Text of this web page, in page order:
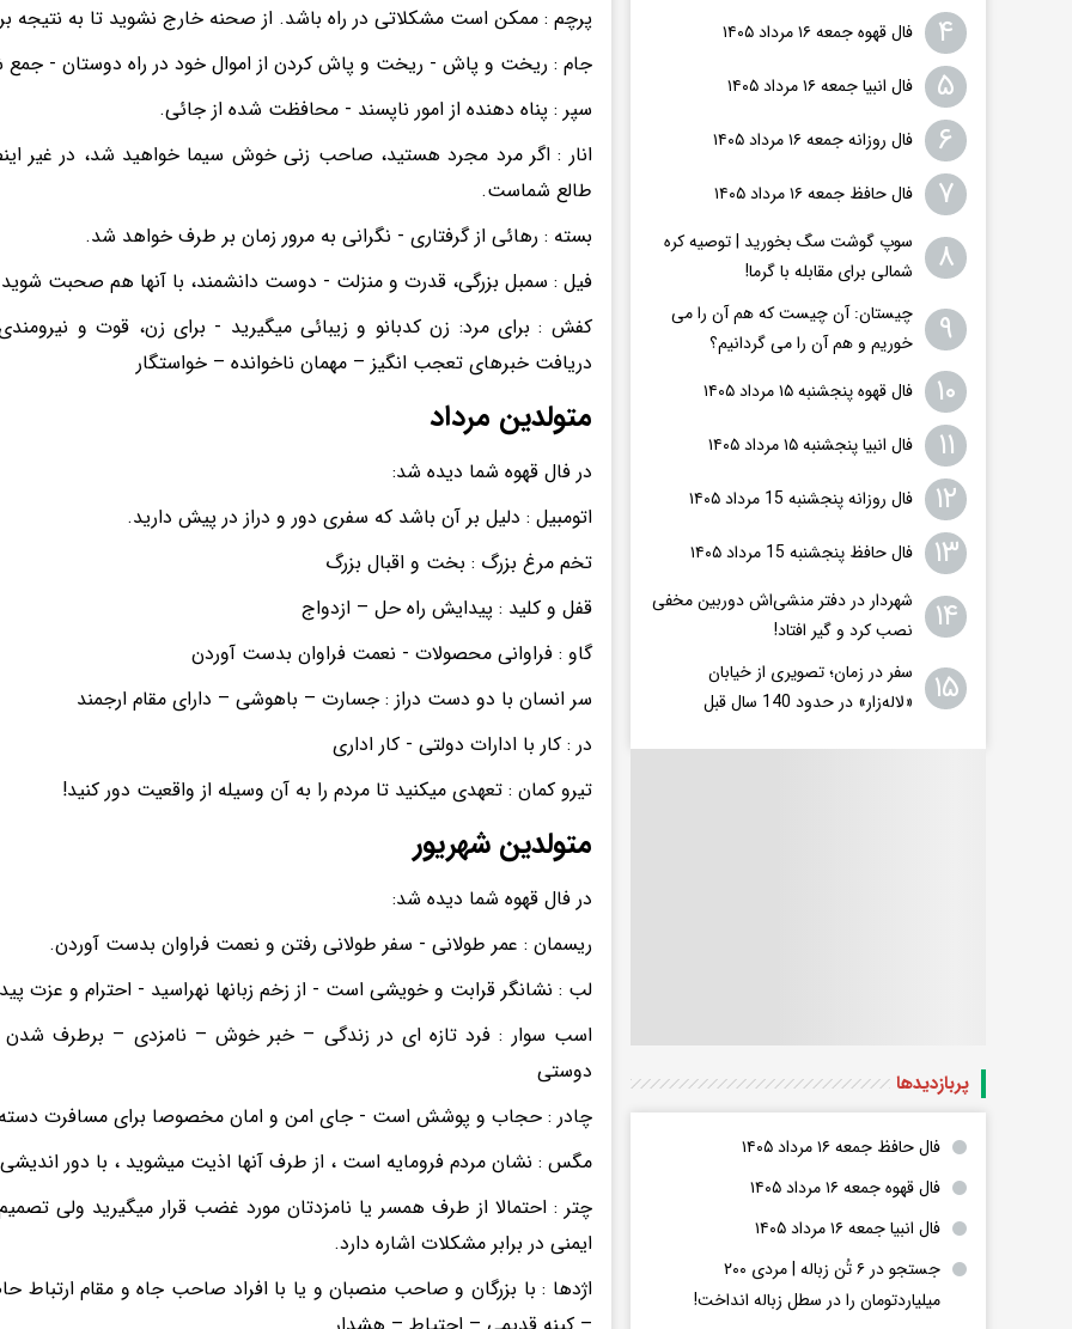
پرچم : ممکن است مشکلاتی در راه باشد. از صحنه خارج نشوید تا به نتیجه
جام : ریخت و پاش - ریخت و پاش کردن از اموال خود در راه دوستان -
سپر : پناه دهنده از امور ناپسند - محافظت شده از جائی.
انار : اگر مرد مجرد هستید، صاحب زنی خوش سیما خواهید شد، در غیر
طالع شماست.
بسته : رهائی از گرفتاری - نگرانی به مرور زمان بر طرف خواهد شد.
فیل : سمبل بزرگی، قدرت و منزلت - دوست دانشمند، با آنها هم صحبت
کفش : برای مرد: زن کدبانو و زیبائی میگیرید - برای زن، قوت و
دریافت خبرهای تعجب انگیز – مهمان ناخوانده – خواستگار
متولدین مرداد
در فال قهوه شما دیده شد:
اتومبیل : دلیل بر آن باشد که سفری دور و دراز در پیش دارید.
تخم مرغ بزرگ : بخت و اقبال بزرگ
قفل و کلید : پیدایش راه حل – ازدواج
گاو : فراوانی محصولات - نعمت فراوان بدست آوردن
سر انسان با دو دست دراز : جسارت – باهوشی – دارای مقام ارجمند
در : کار با ادارات دولتی - کار اداری
تیرو کمان : تعهدی میکنید تا مردم را به آن وسیله از واقعیت دور کنید!
متولدین شهریور
در فال قهوه شما دیده شد:
ریسمان : عمر طولانی - سفر طولانی رفتن و نعمت فراوان بدست آوردن.
لب : نشانگر قرابت و خویشی است - از زخم زبانها نهراسید - احترام و عزت
اسب سوار : فرد تازه ای در زندگی – خبر خوش – نامزدی – برطرف شدن
دوستی
چادر : حجاب و پوشش است - جای امن و امان مخصوصا برای مسافرت
مگس : نشان مردم فرومایه است ، از طرف آنها اذیت میشوید ، با دور
چتر : احتمالا از طرف همسر یا نامزدتان مورد غضب قرار میگیرید ولی
ایمنی در برابر مشکلات اشاره دارد.
اژدها : با بزرگان و صاحب منصبان و یا با افراد صاحب جاه و مقام
۴ فال قهوه جمعه ۱۶ مرداد ۱۴۰۵
۵ فال انبیا جمعه ۱۶ مرداد ۱۴۰۵
۶ فال روزانه جمعه ۱۶ مرداد ۱۴۰۵
۷ فال حافظ جمعه ۱۶ مرداد ۱۴۰۵
۸
سوپ گوشت سگ بخورید | توصیه کره
شمالی برای مقابله با گرما!
۹
چیستان: آن چیست که هم آن را می
خوریم و هم آن را می گردانیم؟
۱۰ فال قهوه پنجشنبه ۱۵ مرداد ۱۴۰۵
۱۱ فال انبیا پنجشنبه ۱۵ مرداد ۱۴۰۵
۱۲ فال روزانه پنجشنبه 15 مرداد ۱۴۰۵
۱۳ فال حافظ پنجشنبه 15 مرداد ۱۴۰۵
۱۴
شهردار در دفتر منشی‌اش دوربین مخفی
نصب کرد و گیر افتاد!
۱۵
سفر در زمان؛ تصویری از خیابان
«لاله‌زار» در حدود 140 سال قبل
پربازدید‌ها
فال حافظ جمعه ۱۶ مرداد ۱۴۰۵
فال قهوه جمعه ۱۶ مرداد ۱۴۰۵
فال انبیا جمعه ۱۶ مرداد ۱۴۰۵
جستجو در ۶ تُن زباله | مردی ۲۰۰
میلیاردتومان را در سطل زباله انداخت!